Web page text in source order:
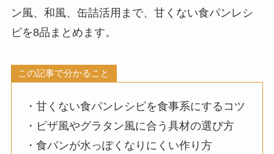
ン風、和風、缶詰活用まで、甘くない食パンレシ
ピを8品まとめます。
この記事で分かること
・甘くない食パンレシピを食事系にするコツ
・ピザ風やグラタン風に合う具材の選び方
・食パンが水っぽくなりにくい作り方